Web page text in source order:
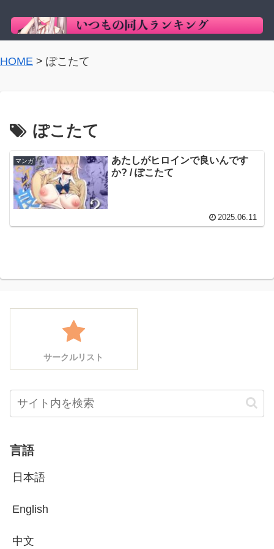
HOME > ぽこたて
ぽこたて
マンガ
あたしがヒロインで良いんです
か? / ぽこたて
2025.06.11
サークルリスト
言語
日本語
English
中文